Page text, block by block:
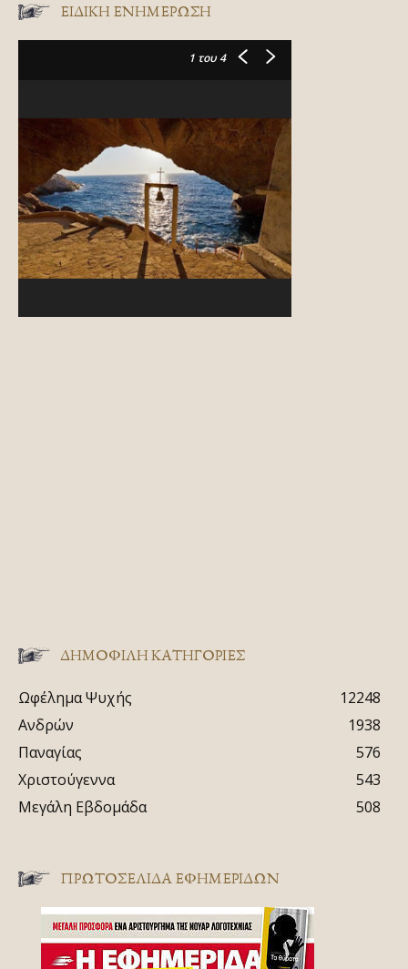
ΕΙΔΙΚΉ ΕΝΗΜΈΡΩΣΗ
1 του 4
ΔΗΜΟΦΙΛΗ ΚΑΤΗΓΟΡΙΕΣ
Ωφέλημα Ψυχής
12248
Ανδρών
1938
Παναγίας
576
Χριστούγεννα
543
Μεγάλη Εβδομάδα
508
ΠΡΩΤΟΣΈΛΙΔΑ ΕΦΗΜΕΡΊΔΩΝ